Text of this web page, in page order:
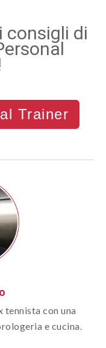
consigli di
Trainer
tennista con una
e cucina.